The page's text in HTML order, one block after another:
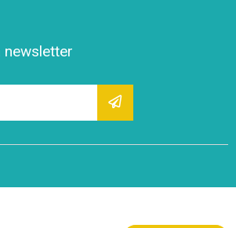
newsletter